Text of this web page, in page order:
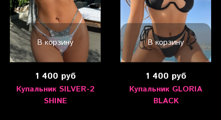
В корзину
1 400 руб
Купальник SILVER-2
SHINE
В корзину
1 400 руб
Купальник GLORIA
BLACK